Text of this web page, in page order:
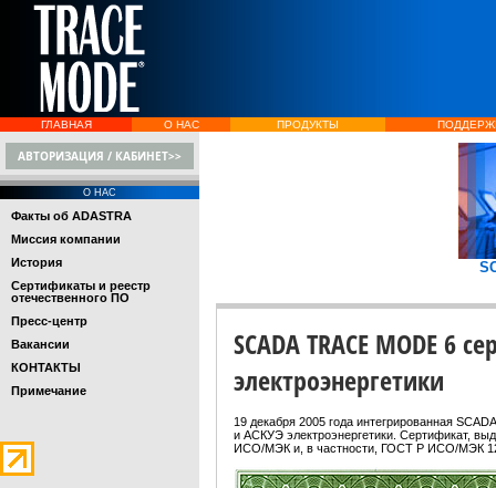
ГЛАВНАЯ О НАС ПРОДУКТЫ
АВТОРИЗАЦИЯ / КАБИНЕТ>>
О НАС
Факты об ADASTRA
Миссия компании
История
Сертификаты и реестр
отечественного ПО
Пресс-центр
Вакансии
КОНТАКТЫ
Примечание
SCADA TRACE MODE
электроэнергетики
19 декабря 2005 года интегрированная
и АСКУЭ электроэнергетики. Сертификат,
ИСО/МЭК и, в частности, ГОСТ Р ИСО/МЭК